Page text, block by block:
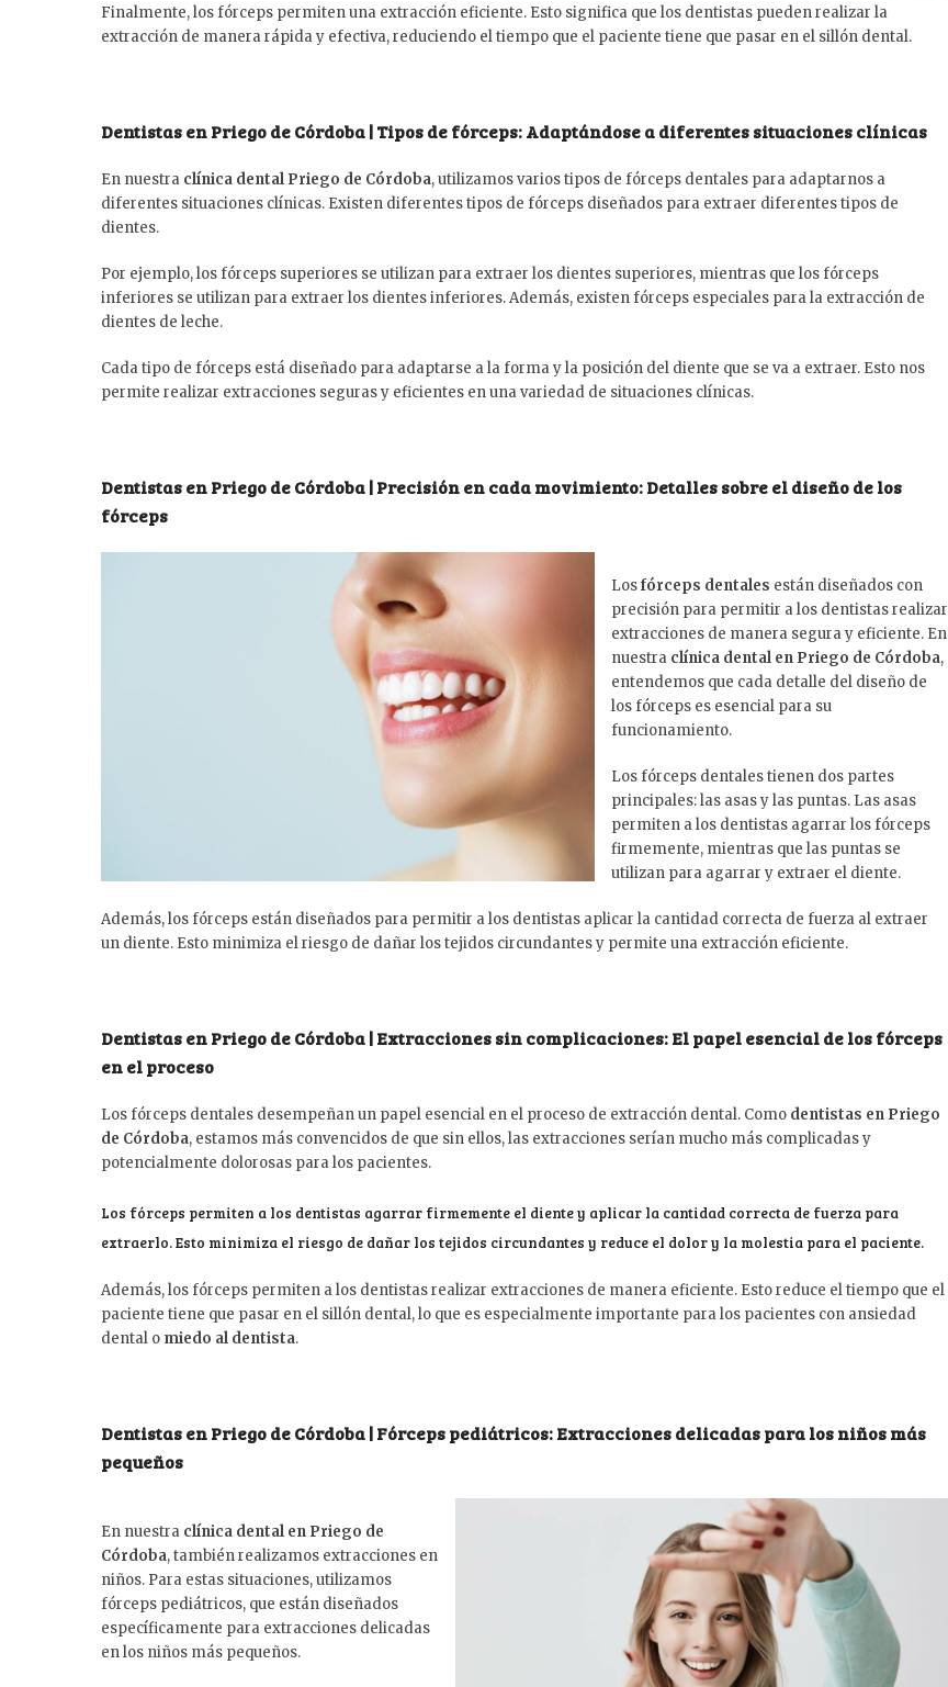
Finalmente, los fórceps permiten una extracción eficiente. Esto significa que los dentistas pueden realizar la
extracción de manera rápida y efectiva, reduciendo el tiempo que el paciente tiene que pasar en el sillón dental.
Dentistas en Priego de Córdoba | Tipos de fórceps: Adaptándose a diferentes situaciones clínicas
En nuestra clínica dental Priego de Córdoba, utilizamos varios tipos de fórceps dentales para adaptarnos a
diferentes situaciones clínicas. Existen diferentes tipos de fórceps diseñados para extraer diferentes tipos de
dientes.
Por ejemplo, los fórceps superiores se utilizan para extraer los dientes superiores, mientras que los fórceps
inferiores se utilizan para extraer los dientes inferiores. Además, existen fórceps especiales para la extracción de
dientes de leche.
Cada tipo de fórceps está diseñado para adaptarse a la forma y la posición del diente que se va a extraer. Esto nos
permite realizar extracciones seguras y eficientes en una variedad de situaciones clínicas.
Dentistas en Priego de Córdoba | Precisión en cada movimiento: Detalles sobre el diseño de los
fórceps
Losfórceps dentales están diseñados con
precisión para permitir a los dentistas realizar
extracciones de manera segura y eficiente. En
nuestra clínica dental en Priego de Córdoba,
entendemos que cada detalle del diseño de
los fórceps es esencial para su
funcionamiento.
Los fórceps dentales tienen dos partes
principales: las asas y las puntas. Las asas
permiten a los dentistas agarrar los fórceps
firmemente, mientras que las puntas se
utilizan para agarrar y extraer el diente.
Además, los fórceps están diseñados para permitir a los dentistas aplicar la cantidad correcta de fuerza al extraer
un diente. Esto minimiza el riesgo de dañar los tejidos circundantes y permite una extracción eficiente.
Dentistas en Priego de Córdoba | Extracciones sin complicaciones: El papel esencial de los fórceps
en el proceso
Los fórceps dentales desempeñan un papel esencial en el proceso de extracción dental. Como dentistas en Priego
de Córdoba, estamos más convencidos de que sin ellos, las extracciones serían mucho más complicadas y
potencialmente dolorosas para los pacientes.
Los fórceps permiten a los dentistas agarrar firmemente el diente y aplicar la cantidad correcta de fuerza para
extraerlo. Esto minimiza el riesgo de dañar los tejidos circundantes y reduce el dolor y la molestia para el paciente.
Además, los fórceps permiten a los dentistas realizar extracciones de manera eficiente. Esto reduce el tiempo que el
paciente tiene que pasar en el sillón dental, lo que es especialmente importante para los pacientes con ansiedad
dental o miedo al dentista.
Dentistas en Priego de Córdoba | Fórceps pediátricos: Extracciones delicadas para los niños más
pequeños
En nuestra clínica dental en Priego de
Córdoba, también realizamos extracciones en
niños. Para estas situaciones, utilizamos
fórceps pediátricos, que están diseñados
específicamente para extracciones delicadas
en los niños más pequeños.